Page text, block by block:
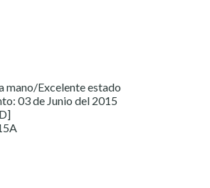
mano/Excelente estado
03 de Junio del 2015